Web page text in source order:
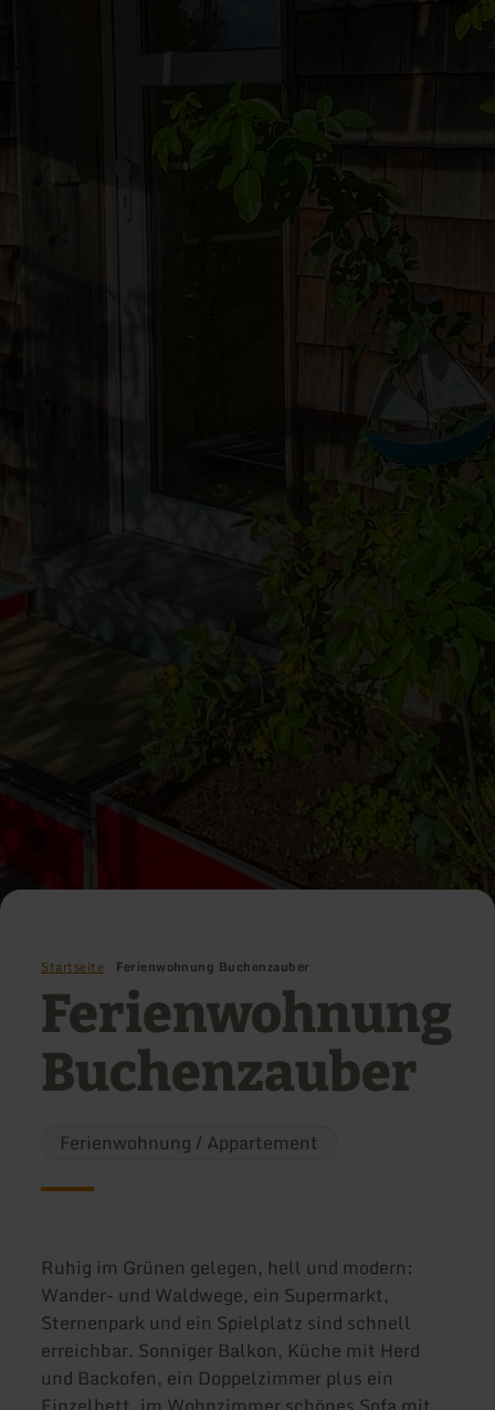
Startseite Ferienwohnung Buchenzauber
Ferienwohnung
Buchenzauber
Ferienwohnung / Appartement
Ruhig im Grünen gelegen, hell und modern:
Wander- und Waldwege, ein Supermarkt,
Sternenpark und ein Spielplatz sind schnell
erreichbar. Sonniger Balkon, Küche mit Herd
und Backofen, ein Doppelzimmer plus ein